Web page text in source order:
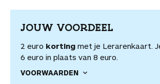
JOUW VOORDEEL
2 euro korting met je Lerarenkaart.
6 euro in plaats van 8 euro.
VOORWAARDEN